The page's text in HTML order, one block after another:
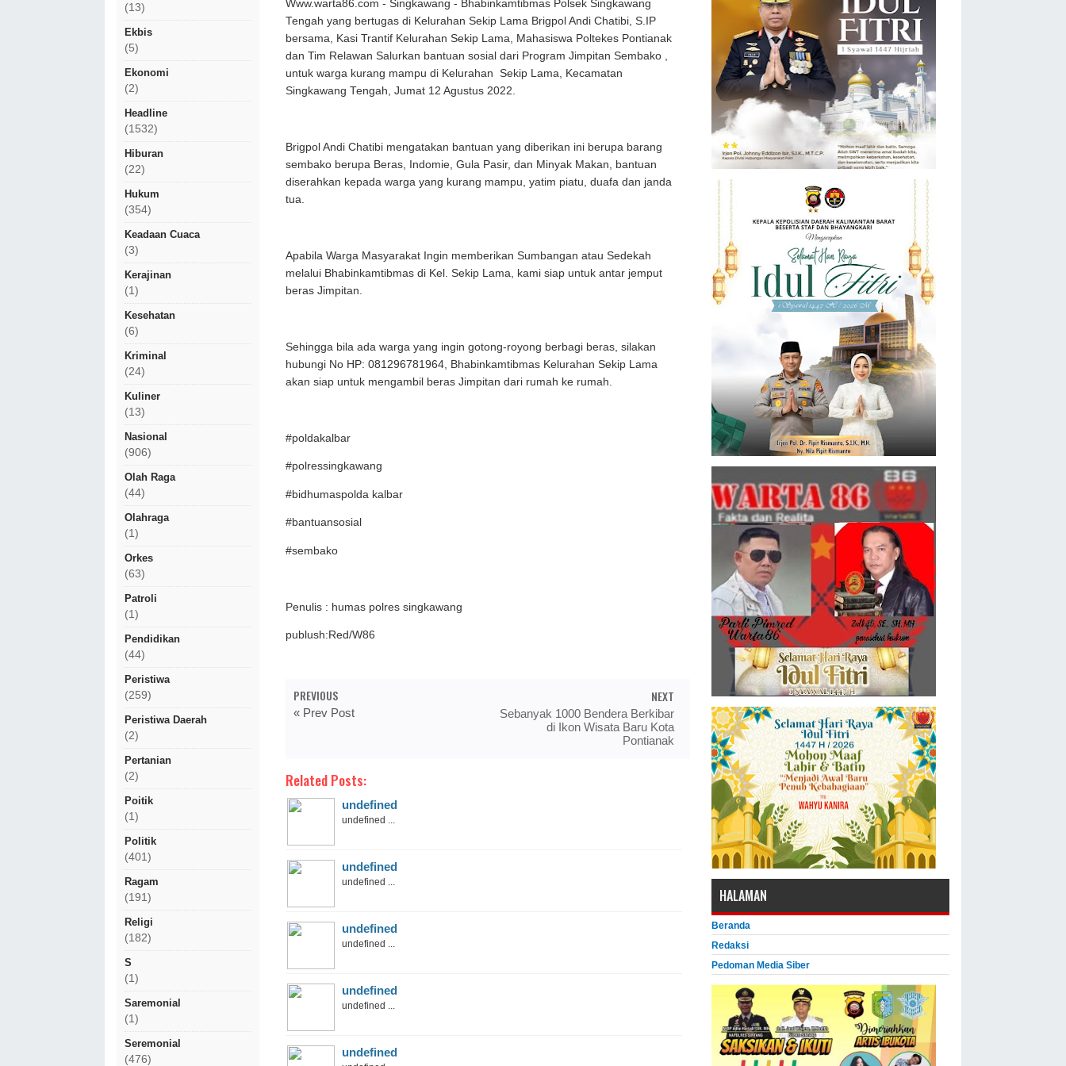
(13)
Ekbis
(5)
Ekonomi
(2)
Headline
(1532)
Hiburan
(22)
Hukum
(354)
Keadaan Cuaca
(3)
Kerajinan
(1)
Kesehatan
(6)
Kriminal
(24)
Kuliner
(13)
Nasional
(906)
Olah Raga
(44)
Olahraga
(1)
Orkes
(63)
Patroli
(1)
Pendidikan
(44)
Peristiwa
(259)
Peristiwa Daerah
(2)
Pertanian
(2)
Poitik
(1)
Politik
(401)
Ragam
(191)
Religi
(182)
S
(1)
Saremonial
(1)
Seremonial
(476)
Www.warta86.com - Singkawang - Bhabinkamtibmas Polsek Singkawang
Tengah yang bertugas di Kelurahan Sekip Lama Brigpol Andi Chatibi, S.IP
bersama, Kasi Trantif Kelurahan Sekip Lama, Mahasiswa Poltekes Pontianak
dan Tim Relawan Salurkan bantuan sosial dari Program Jimpitan Sembako ,
untuk warga kurang mampu di Kelurahan Sekip Lama, Kecamatan
Singkawang Tengah, Jumat 12 Agustus 2022.
Brigpol Andi Chatibi mengatakan bantuan yang diberikan ini berupa barang
sembako berupa Beras, Indomie, Gula Pasir, dan Minyak Makan, bantuan
diserahkan kepada warga yang kurang mampu, yatim piatu, duafa dan janda
tua.
Apabila Warga Masyarakat Ingin memberikan Sumbangan atau Sedekah
melalui Bhabinkamtibmas di Kel. Sekip Lama, kami siap untuk antar jemput
beras Jimpitan.
Sehingga bila ada warga yang ingin gotong-royong berbagi beras, silakan
hubungi No HP: 081296781964, Bhabinkamtibmas Kelurahan Sekip Lama
akan siap untuk mengambil beras Jimpitan dari rumah ke rumah.
#poldakalbar
#polressingkawang
#bidhumaspolda kalbar
#bantuansosial
#sembako
Penulis : humas polres singkawang
publush:Red/W86
PREVIOUS
« Prev Post
NEXT
Sebanyak 1000 Bendera Berkibar
di Ikon Wisata Baru Kota
Pontianak
Related Posts:
undefined
undefined ...
undefined
undefined ...
undefined
undefined ...
undefined
undefined ...
undefined
HALAMAN
Beranda
Redaksi
Pedoman Media Siber